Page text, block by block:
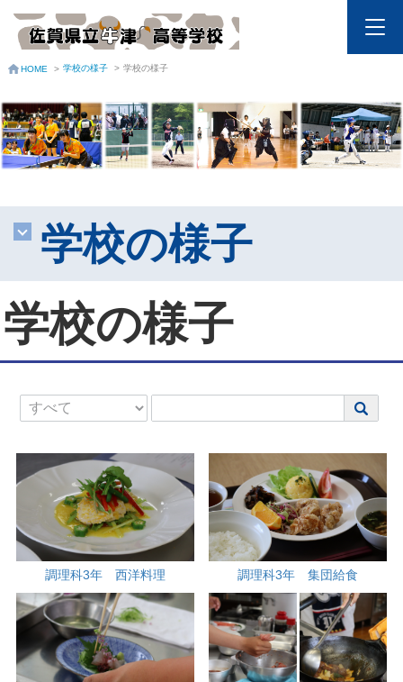
HOME > 学校の様子 > 学校の様子
学校の様子
学校の様子
調理科3年 西洋料理 調理科3年 集団給食